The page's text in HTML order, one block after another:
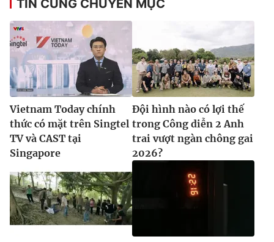
TIN CÙNG CHUYÊN MỤC
Vietnam Today chính
thức có mặt trên Singtel
TV và CAST tại
Singapore
Đội hình nào có lợi thế
trong Công diễn 2 Anh
trai vượt ngàn chông gai
2026?